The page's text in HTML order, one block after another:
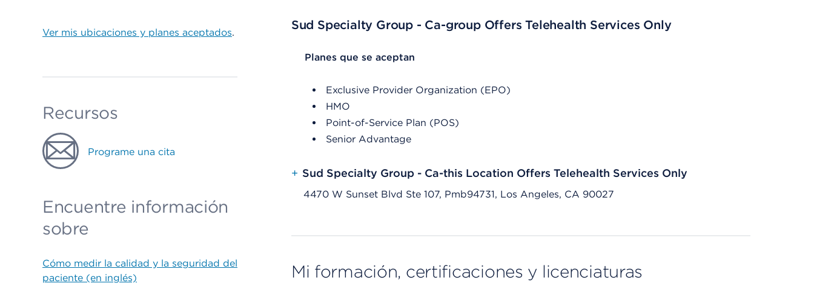
Ver mis ubicaciones y planes aceptados.
Recursos
Programe una cita
Encuentre información
sobre
Cómo medir la calidad y la seguridad del
paciente (en inglés)
Sud Specialty Group - Ca-group Offers Telehealth Services Only
List Header Planes que se aceptan
Planes que se aceptan
Exclusive Provider Organization (EPO)
HMO
Point-of-Service Plan (POS)
Senior Advantage
+ Sud Specialty Group - Ca-this Location Offers Telehealth Services Only
4470 W Sunset Blvd Ste 107, Pmb94731, Los Angeles, CA 90027
Mi formación, certificaciones y licenciaturas